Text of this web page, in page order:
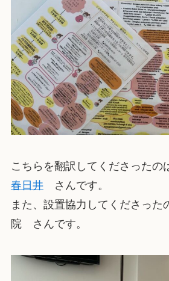
こちらを翻訳してくださったの
春日井さんです。
また、設置協力してくださった
院 さんです。